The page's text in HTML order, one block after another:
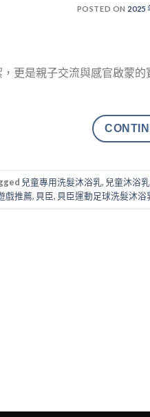
POSTED ON 2025
更是親子交流與感官啟蒙
兒童專用洗髮沐浴乳, 兒童沐浴
戲推薦, 貝臣, 貝臣運動足球洗髮沐浴